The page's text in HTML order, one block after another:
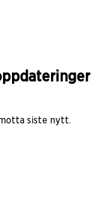
siste nytt.